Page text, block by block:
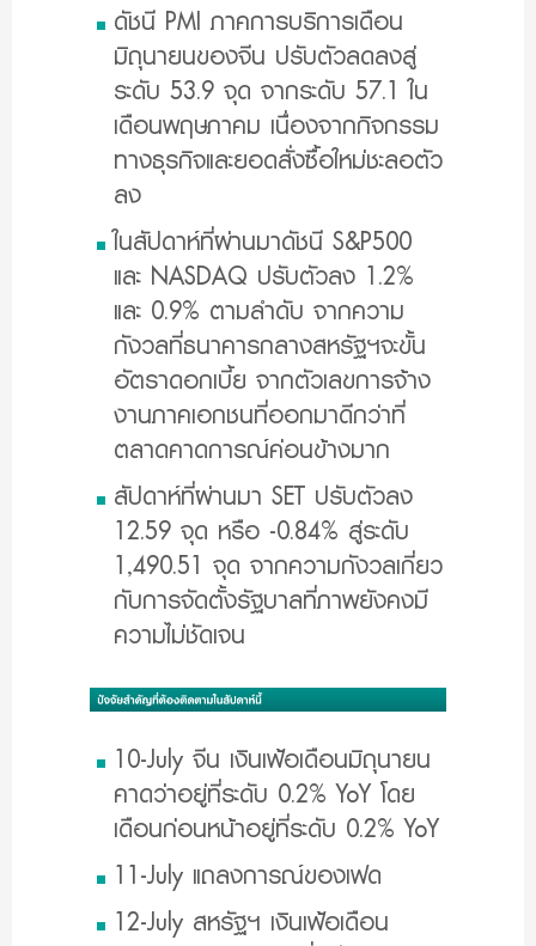
ดัชนี PMI ภาคการบริการเดือน
มิถุนายนของจีน ปรับตัวลดลงสู่
ระดับ 53.9 จุด จากระดับ 57.1 ใน
เดือนพฤษภาคม เนื่องจากกิจกรรม
ทางธุรกิจและยอดสั่งซื้อใหม่ชะลอตัว
ลง
ในสัปดาห์ที่ผ่านมาดัชนี S&P500
และ NASDAQ ปรับตัวลง 1.2%
และ 0.9% ตามลำดับ จากความ
กังวลที่ธนาคารกลางสหรัฐฯจะขั้น
อัตราดอกเบี้ย จากตัวเลขการจ้าง
งานภาคเอกชนที่ออกมาดีกว่าที่
ตลาดคาดการณ์ค่อนข้างมาก
สัปดาห์ที่ผ่านมา SET ปรับตัวลง
12.59 จุด หรือ -0.84% สู่ระดับ
1,490.51 จุด จากความกังวลเกี่ยว
กับการจัดตั้งรัฐบาลที่ภาพยังคงมี
ความไม่ชัดเจน
10-July จีน เงินเฟ้อเดือนมิถุนายน
คาดว่าอยู่ที่ระดับ 0.2% YoY โดย
เดือนก่อนหน้าอยู่ที่ระดับ 0.2% YoY
11-July แถลงการณ์ของเฟด
12-July สหรัฐฯ เงินเฟ้อเดือน